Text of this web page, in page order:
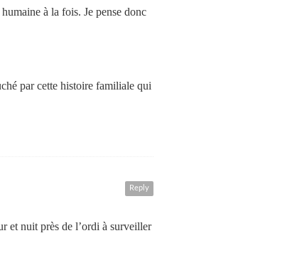
à la fois. Je pense donc
par cette histoire familiale qui
Reply
et nuit près de l’ordi à surveiller